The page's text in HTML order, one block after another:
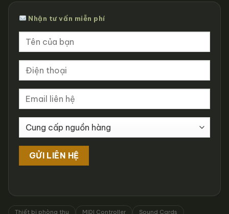
Nhận tư vấn miễn phí
Thiết bị phòng thu MIDI Controller Sound Cards